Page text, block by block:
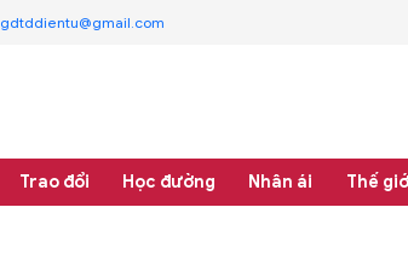
gdtddientu@gmail.com
Trao đổi Học đường Nhân ái Thế